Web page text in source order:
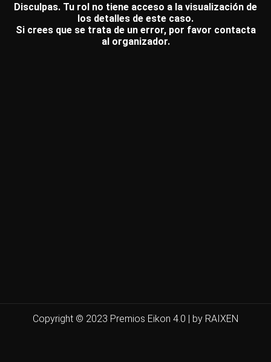
Disculpas. Tu rol no tiene acceso a la visualización de
los detalles de este caso.
Si crees que se trata de un error, por favor contacta
al organizador.
Copyright © 2023 Premios Eikon 4.0 | by RAIXEN